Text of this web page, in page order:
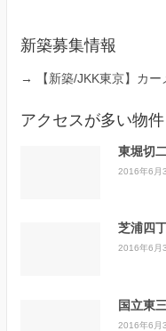
新築募集情報
→ 【新築/JKK東京】カ
アクセスが多い物件
東堀切
2016年6月
芝浦四
2016年6月
国立東
2016年6月